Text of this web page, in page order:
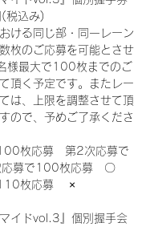
税込み)
ける同じ部・同一レーン
枚のご応募を可能とさせ
様最大で100枚までのご
頂く予定です。またレー
は、上限を調整させて頂
ので、予めご了承くださ
枚応募　第2次応募で
募で100枚応募　〇
枚応募　 ×
イドvol.3』個別握手会